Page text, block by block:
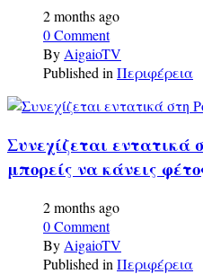
2 months ago
0 Comment
ByAigaioTV
Published inΠεριφέρεια
Συνεχίζεται εντατικά
μπορείς να κάνεις
2 months ago
0 Comment
By AigaioTV
Published in Περιφέρεια